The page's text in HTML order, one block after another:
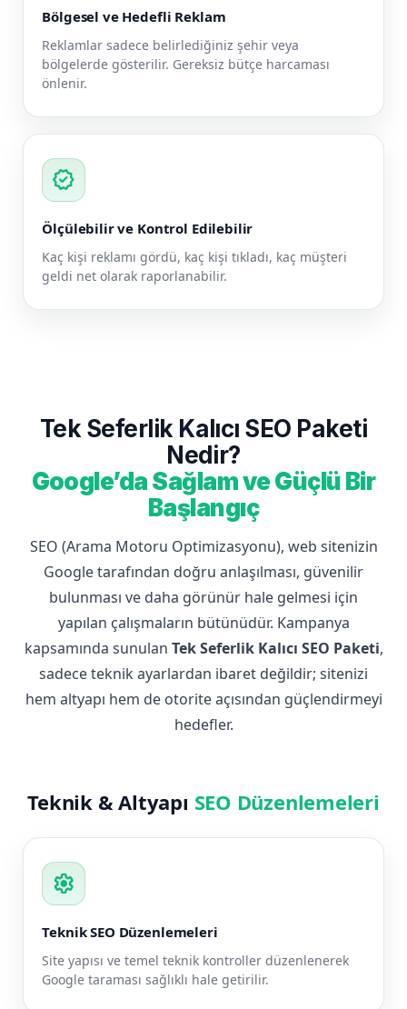
Bölgesel ve Hedefli Reklam
Reklamlar sadece belirlediğiniz şehir veya
bölgelerde gösterilir. Gereksiz bütçe harcaması
önlenir.
verified
Ölçülebilir ve Kontrol Edilebilir
Kaç kişi reklamı gördü, kaç kişi tıkladı, kaç müşteri
geldi net olarak raporlanabilir.
Tek Seferlik Kalıcı SEO Paketi
Nedir?
Google’da Sağlam ve Güçlü Bir
Başlangıç
SEO (Arama Motoru Optimizasyonu), web sitenizin
Google tarafından doğru anlaşılması, güvenilir
bulunması ve daha görünür hale gelmesi için
yapılan çalışmaların bütünüdür. Kampanya
kapsamında sunulan Tek Seferlik Kalıcı SEO Paketi,
sadece teknik ayarlardan ibaret değildir; sitenizi
hem altyapı hem de otorite açısından güçlendirmeyi
hedefler.
Teknik & Altyapı SEO Düzenlemeleri
settings
Teknik SEO Düzenlemeleri
Site yapısı ve temel teknik kontroller düzenlenerek
Google taraması sağlıklı hale getirilir.